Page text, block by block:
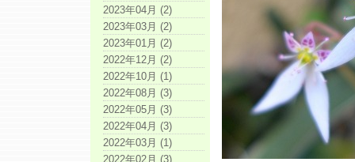
2023年04月 (2)
2023年03月 (2)
2023年01月 (2)
2022年12月 (2)
2022年10月 (1)
2022年08月 (3)
2022年05月 (3)
2022年04月 (3)
2022年03月 (1)
2022年02月 (3)